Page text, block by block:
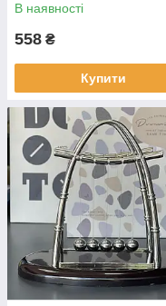
В наявності
558 ₴
Купити